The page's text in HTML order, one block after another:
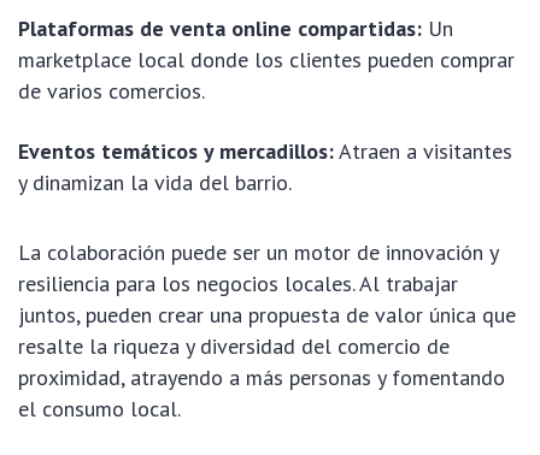
Plataformas de venta online compartidas: Un
marketplace local donde los clientes pueden comprar
de varios comercios.
Eventos temáticos y mercadillos:Atraen a visitantes
y dinamizan la vida del barrio.
La colaboración puede ser un motor de innovación y
resiliencia para los negocios locales. Al trabajar
juntos, pueden crear una propuesta de valor única que
resalte la riqueza y diversidad del comercio de
proximidad, atrayendo a más personas y fomentando
el consumo local.